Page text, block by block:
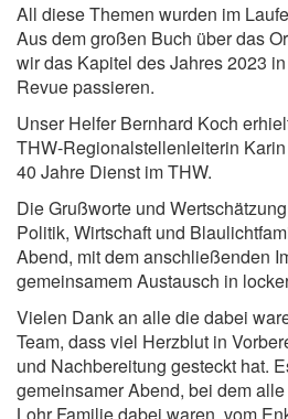
All diese Themen wurden im
Aus dem großen Buch über das
wir das Kapitel des Jahres 2023
Revue passieren.
Unser Helfer Bernhard Koch
THW-Regionalstellenleiterin
40 Jahre Dienst im THW.
Die Grußworte und
Politik, Wirtschaft und
Abend, mit dem anschließenden
gemeinsamem Austausch in
Vielen Dank an alle die dabei
Team, dass viel Herzblut in
und Nachbereitung gesteckt hat.
gemeinsamer Abend, bei dem